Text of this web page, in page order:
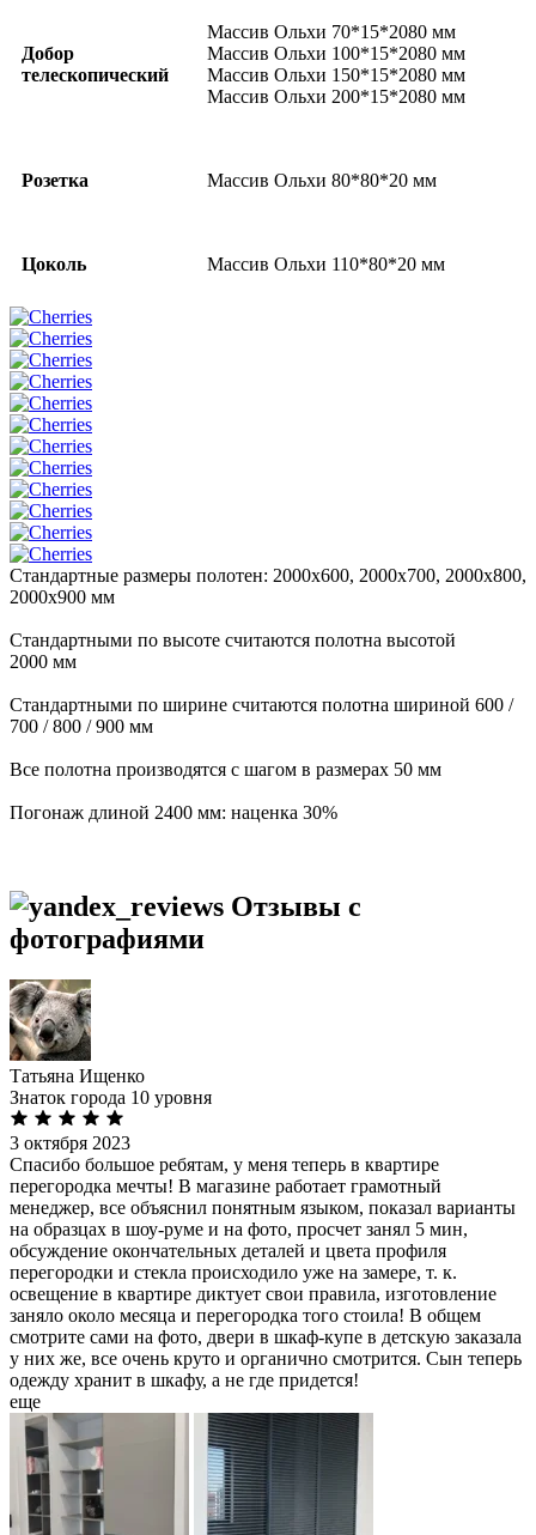
Добор
телескопический
Массив Ольхи 70*15*2080 мм
Массив Ольхи 100*15*2080 мм
Массив Ольхи 150*15*2080 мм
Массив Ольхи 200*15*2080 мм
Розетка Массив Ольхи 80*80*20 мм
Цоколь Массив Ольхи 110*80*20 мм
Стандартные размеры полотен: 2000x600, 2000x700, 2000x800,
2000x900 мм
Стандартными по высоте считаются полотна высотой
2000 мм
Стандартными по ширине считаются полотна шириной 600 /
700 / 800 / 900 мм
Все полотна производятся с шагом в размерах 50 мм
Погонаж длиной 2400 мм: наценка 30%
Отзывы с
фотографиями
Татьяна Ищенко
Знаток города 10 уровня
3 октября 2023
Спасибо большое ребятам, у меня теперь в квартире
перегородка мечты! В магазине работает грамотный
менеджер, все объяснил понятным языком, показал варианты
на образцах в шоу-руме и на фото, просчет занял 5 мин,
обсуждение окончательных деталей и цвета профиля
перегородки и стекла происходило уже на замере, т. к.
освещение в квартире диктует свои правила, изготовление
заняло около месяца и перегородка того стоила! В общем
смотрите сами на фото, двери в шкаф-купе в детскую заказала
у них же, все очень круто и органично смотрится. Сын теперь
одежду хранит в шкафу, а не где придется!
еще